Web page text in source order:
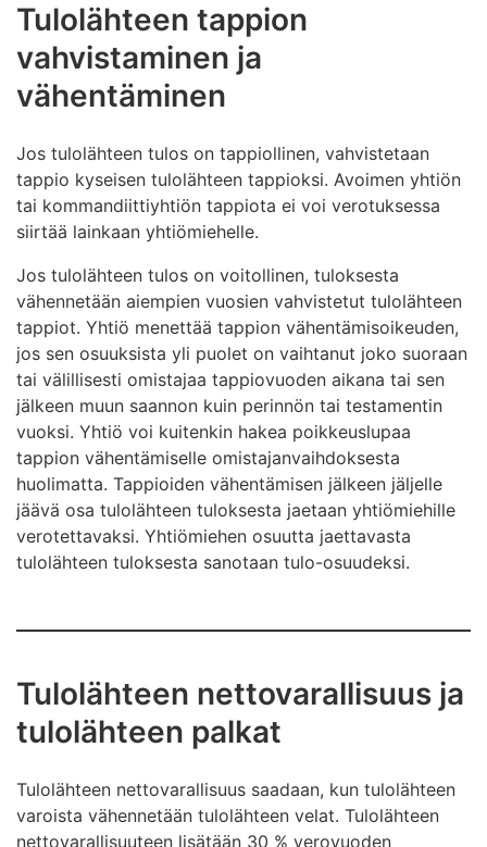
Tulolähteen tappion
vahvistaminen ja
vähentäminen
Jos tulolähteen tulos on tappiollinen, vahvistetaan
tappio kyseisen tulolähteen tappioksi. Avoimen yhtiön
tai kommandiittiyhtiön tappiota ei voi verotuksessa
siirtää lainkaan yhtiömiehelle.
Jos tulolähteen tulos on voitollinen, tuloksesta
vähennetään aiempien vuosien vahvistetut tulolähteen
tappiot. Yhtiö menettää tappion vähentämisoikeuden,
jos sen osuuksista yli puolet on vaihtanut joko suoraan
tai välillisesti omistajaa tappiovuoden aikana tai sen
jälkeen muun saannon kuin perinnön tai testamentin
vuoksi. Yhtiö voi kuitenkin hakea poikkeuslupaa
tappion vähentämiselle omistajanvaihdoksesta
huolimatta. Tappioiden vähentämisen jälkeen jäljelle
jäävä osa tulolähteen tuloksesta jaetaan yhtiömiehille
verotettavaksi. Yhtiömiehen osuutta jaettavasta
tulolähteen tuloksesta sanotaan tulo-osuudeksi.
Tulolähteen nettovarallisuus ja
tulolähteen palkat
Tulolähteen nettovarallisuus saadaan, kun tulolähteen
varoista vähennetään tulolähteen velat. Tulolähteen
nettovarallisuuteen lisätään 30 % verovuoden